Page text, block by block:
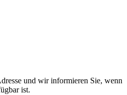
und wir informieren Sie, wenn
ist.